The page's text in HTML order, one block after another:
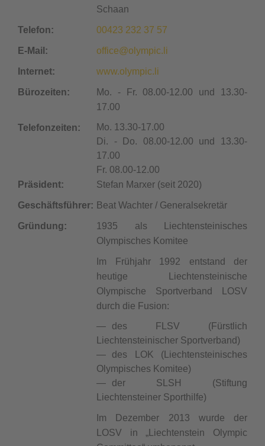
Schaan
Telefon: 00423 232 37 57
E-Mail: office@olympic.li
Internet: www.olympic.li
Bürozeiten:
Mo. - Fr. 08.00-12.00 und 13.30-
17.00
Telefonzeiten:
Mo. 13.30-17.00
Di. - Do. 08.00-12.00 und 13.30-
17.00
Fr. 08.00-12.00
Präsident:
Stefan Marxer (seit 2020)
Geschäftsführer: Beat Wachter / Generalsekretär
Gründung:
1935 als Liechtensteinisches
Olympisches Komitee
Im Frühjahr 1992 entstand der
heutige Liechtensteinische
Olympische Sportverband LOSV
durch die Fusion:
des FLSV (Fürstlich
Liechtensteinischer Sportverband)
des LOK (Liechtensteinisches
Olympisches Komitee)
der SLSH (Stiftung
Liechtensteiner Sporthilfe)
Im Dezember 2013 wurde der
LOSV in „Liechtenstein Olympic